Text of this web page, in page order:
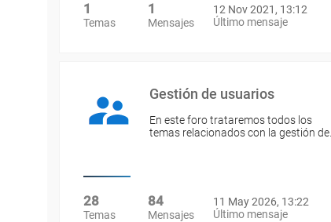
1
Temas
1
Mensajes
12 Nov 2021, 13:12
Último mensaje
Gestión de usuarios
En este foro trataremos todos los
temas relacionados con la gestión de…
28
Temas
84
Mensajes
11 May 2026, 13:22
Último mensaje